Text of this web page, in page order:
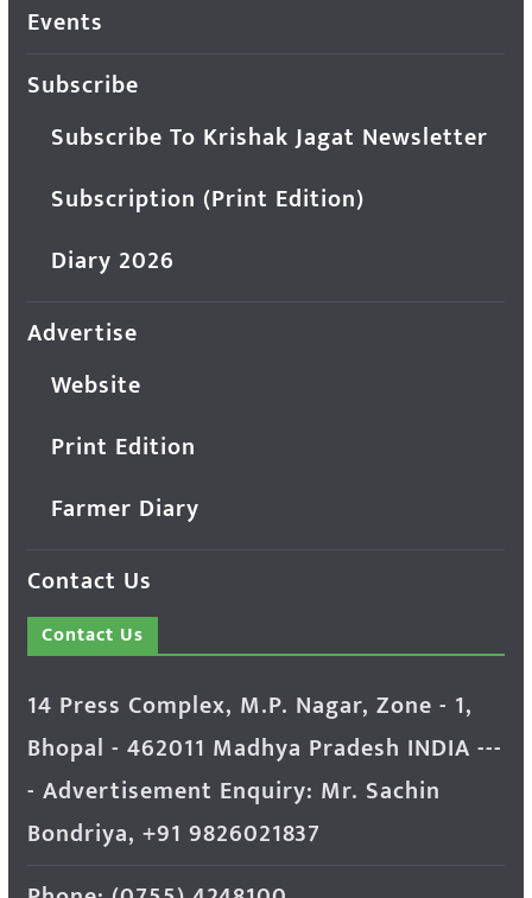
Events
Subscribe
Subscribe To Krishak Jagat Newsletter
Subscription (Print Edition)
Diary 2026
Advertise
Website
Print Edition
Farmer Diary
Contact Us
Contact Us
14 Press Complex, M.P. Nagar, Zone - 1,
Bhopal - 462011 Madhya Pradesh INDIA ---
- Advertisement Enquiry: Mr. Sachin
Bondriya, +91 9826021837